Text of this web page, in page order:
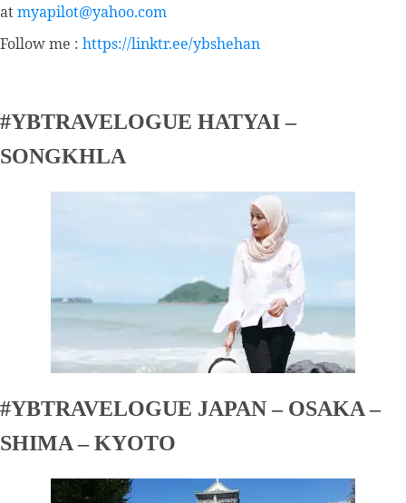
atmyapilot@yahoo.com
Follow me : https://linktr.ee/ybshehan
#YBTRAVELOGUE HATYAI –
SONGKHLA
#YBTRAVELOGUE JAPAN – OSAKA –
SHIMA – KYOTO